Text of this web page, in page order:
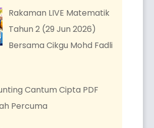
Rakaman LIVE Matematik
Tahun 2 (29 Jun 2026)
Bersama Cikgu Mohd Fadli
Cantum Cipta PDF
Percuma